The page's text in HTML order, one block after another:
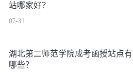
站哪家好？
07-31
湖北第二师范学院成考函授站点有
哪些？